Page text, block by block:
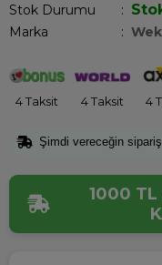
Stok Durumu :
Marka :
4 Taksit 4 Taksit 4
Şimdi vereceğin sipariş
1000